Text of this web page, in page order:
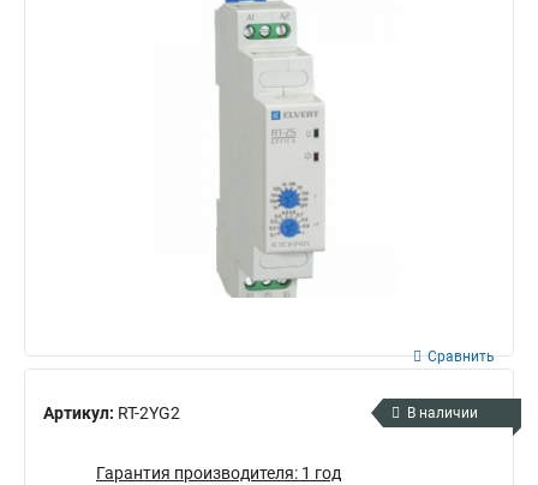
Артикул: RT-2YG2
Сравнить
В наличии
Гарантия производителя: 1 год